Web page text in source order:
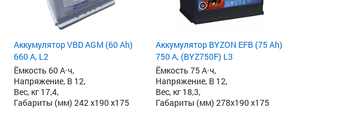
Аккумулятор VBD AGM (60 Ah)
660 А, L2
Ёмкость 60 А·ч,
Напряжение, В 12,
Вес, кг 17,4,
Габариты (мм) 242 x190 x175
Аккумулятор BYZON EFB (75 Ah)
750 А, (BYZ750F) L3
Ёмкость 75 А·ч,
Напряжение, В 12,
Вес, кг 18,3,
Габариты (мм) 278x190 x175